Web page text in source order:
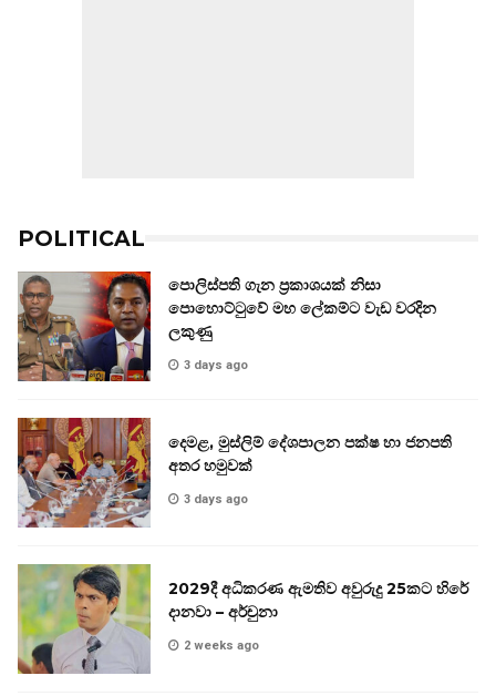
POLITICAL
පොලිස්පති ගැන ප්‍රකාශයක් නිසා
පොහොට්ටුවේ මහ ලේකම්ට වැඩ වරදින
ලකුණු
3 days ago
දෙමළ, මුස්ලිම් දේශපාලන පක්ෂ හා ජනපති
අතර හමුවක්
3 days ago
2029දී අධිකරණ ඇමතිව අවුරුදු 25කට හිරේ
දානවා – අර්චුනා
2 weeks ago